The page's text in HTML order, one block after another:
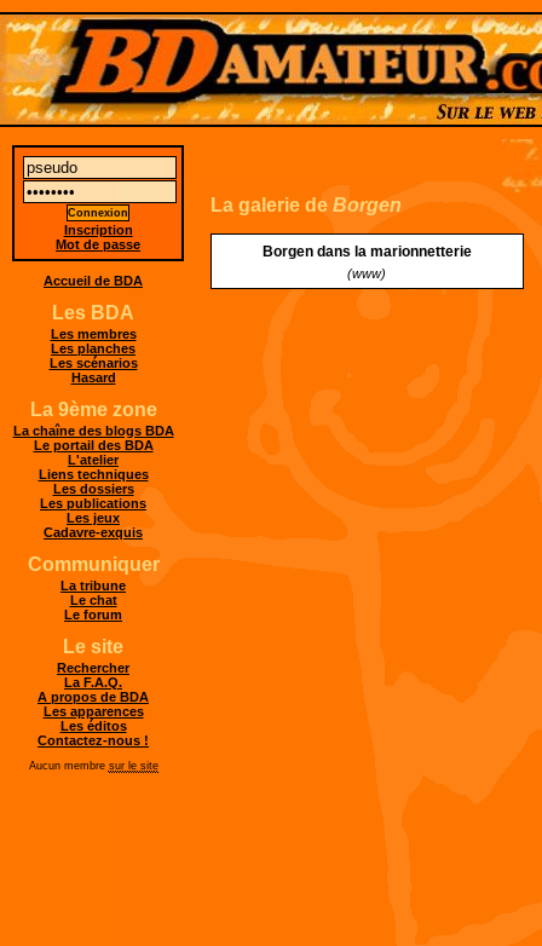
La galerie de Borgen
Borgen dans la marionnetterie
(www)
Inscription
Mot de passe
Accueil de BDA
Les BDA
Les membres
Les planches
Les scénarios
Hasard
La 9ème zone
La chaîne des blogs BDA
Le portail des BDA
L'atelier
Liens techniques
Les dossiers
Les publications
Les jeux
Cadavre-exquis
Communiquer
La tribune
Le chat
Le forum
Le site
Rechercher
La F.A.Q.
A propos de BDA
Les apparences
Les éditos
Contactez-nous !
Aucun membre sur le site